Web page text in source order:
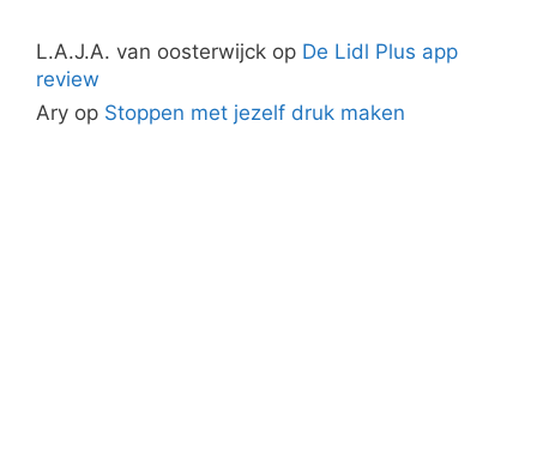
L.A.J.A. van oosterwijck op De Lidl Plus app
review
Ary op Stoppen met jezelf druk maken